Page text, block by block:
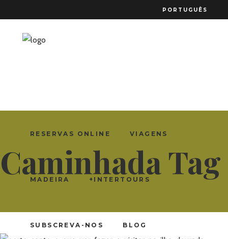
PORTUGUÊS
RESERVAS ONLINE VIAGENS
MADEIRA +INTERTOURS
SUBSCREVA-NOS BLOG
Caminhada Tag